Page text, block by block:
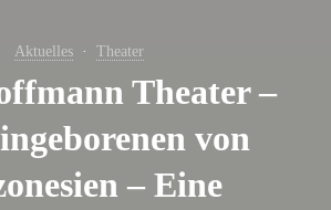
Aktuelles Theater
Theater –
von
– Eine